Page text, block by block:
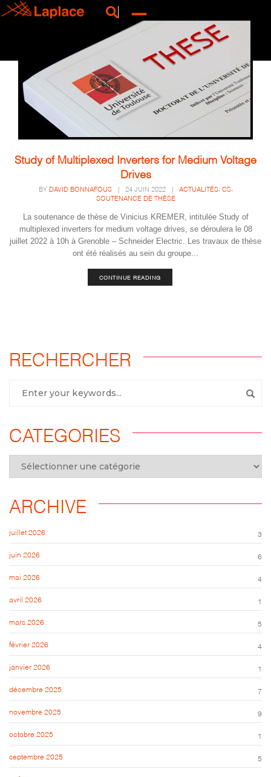
Study of Multiplexed Inverters for Medium Voltage
Drives
BY DAVID BONNAFOUS 24 JUIN 2022 ACTUALITÉS, CS,
SOUTENANCE DE THÈSE
La soutenance de thèse de Vinicius KREMER, intitulée Study of
multiplexed inverters for medium voltage drives, se déroulera le 08
juillet 2022 à 10h à Grenoble – Schneider Electric. Les travaux de thèse
ont été réalisés au sein du groupe...
CONTINUE READING
RECHERCHER
CATEGORIES
ARCHIVE
juillet 2026 3
juin 2026 6
mai 2026 4
avril 2026 1
mars 2026 5
février 2026 4
janvier 2026 1
décembre 2025 7
novembre 2025 9
octobre 2025 1
septembre 2025 5